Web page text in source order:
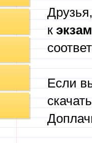
к
Если